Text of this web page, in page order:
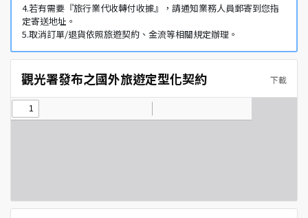
4.若有需要『旅行業代收轉付收據』，請通知業務人員郵寄到您指
定寄送地址。
5.取消訂單/退貨依照旅遊契約、金流等相關規定辦理。
觀光署發布之國外旅遊定型化契約 下載